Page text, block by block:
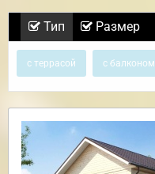
Тип Размер
с террасой с балконом